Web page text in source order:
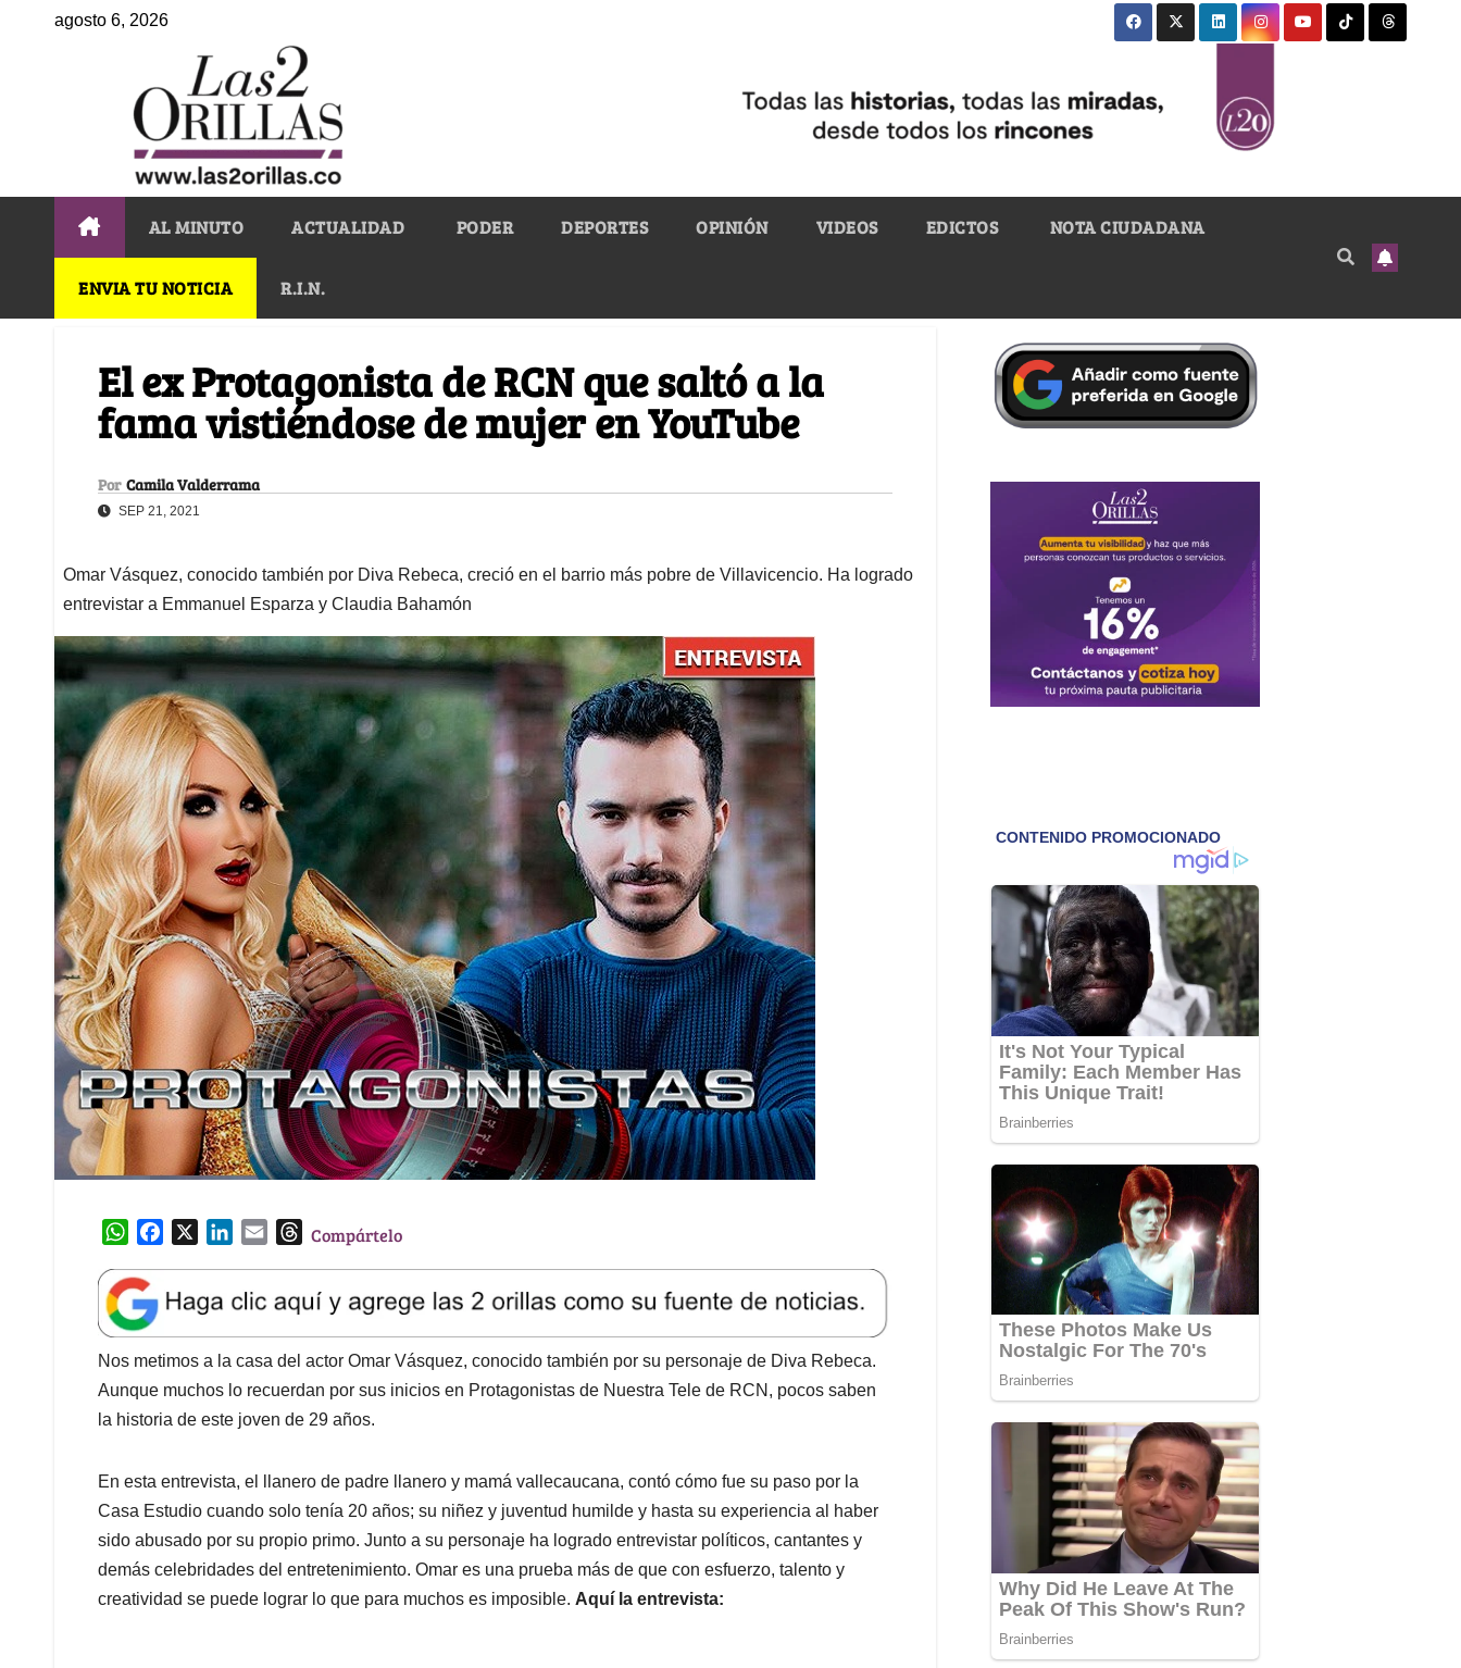
agosto 6, 2026
AL MINUTO ACTUALIDAD PODER DEPORTES OPINIÓN VIDEOS EDICTOS NOTA CIUDADANA
ENVIA TU NOTICIA R.I.N.
El ex Protagonista de RCN que saltó a la
fama vistiéndose de mujer en YouTube
Por Camila Valderrama
SEP 21, 2021
Omar Vásquez, conocido también por Diva Rebeca, creció en el barrio más pobre de Villavicencio. Ha logrado
entrevistar a Emmanuel Esparza y Claudia Bahamón
W
a
t
s
A
p
p
e
b
o
o
k
k
e
d
I
n
l
T
e
a
d
s
Compártelo
Nos metimos a la casa del actor Omar Vásquez, conocido también por su personaje de Diva Rebeca.
Aunque muchos lo recuerdan por sus inicios en Protagonistas de Nuestra Tele de RCN, pocos saben
la historia de este joven de 29 años.
En esta entrevista, el llanero de padre llanero y mamá vallecaucana, contó cómo fue su paso por la
Casa Estudio cuando solo tenía 20 años; su niñez y juventud humilde y hasta su experiencia al haber
sido abusado por su propio primo. Junto a su personaje ha logrado entrevistar políticos, cantantes y
demás celebridades del entretenimiento. Omar es una prueba más de que con esfuerzo, talento y
creatividad se puede lograr lo que para muchos es imposible. Aquí la entrevista: